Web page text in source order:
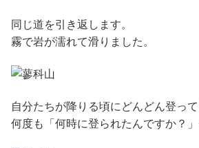
同じ道を引き返します。
霧で岩が濡れて滑りました。
自分たちが降りる頃にどんどん登って
何度も「何時に登られたんですか？」